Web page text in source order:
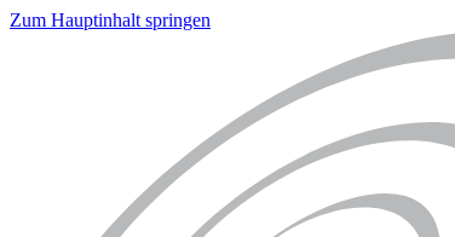
Zum Hauptinhalt springen